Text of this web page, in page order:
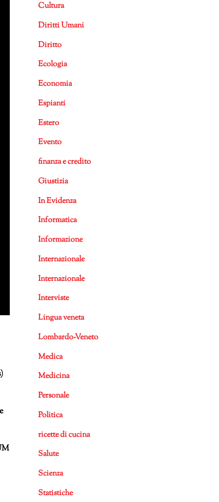
Cultura
Diritti Umani
Diritto
Ecologia
Economia
Espianti
Estero
Evento
finanza e credito
Giustizia
In Evidenza
Informatica
Informazione
Internazionale
Internazionale
Interviste
Lingua veneta
Lombardo-Veneto
Medica
Medicina
Personale
Politica
ricette di cucina
Salute
Scienza
Statistiche